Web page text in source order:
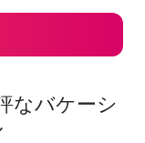
なバケーシ